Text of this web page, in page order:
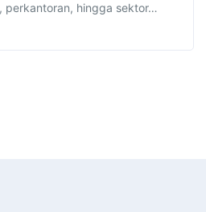
perkantoran, hingga sektor…